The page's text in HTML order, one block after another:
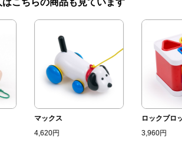
こちらの商品も見ています
マックス
4,620円
ロックブロ
3,960円